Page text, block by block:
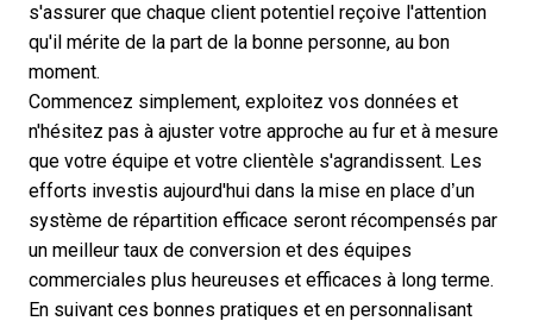
s'assurer que chaque client potentiel reçoive l'attention
qu'il mérite de la part de la bonne personne, au bon
moment.
Commencez simplement, exploitez vos données et
n'hésitez pas à ajuster votre approche au fur et à mesure
que votre équipe et votre clientèle s'agrandissent. Les
efforts investis aujourd'hui dans la mise en place d’un
système de répartition efficace seront récompensés par
un meilleur taux de conversion et des équipes
commerciales plus heureuses et efficaces à long terme.
En suivant ces bonnes pratiques et en personnalisant